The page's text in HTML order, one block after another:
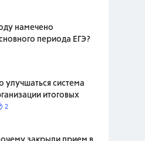
намечено
периода ЕГЭ?
улучшаться система
итоговых
2